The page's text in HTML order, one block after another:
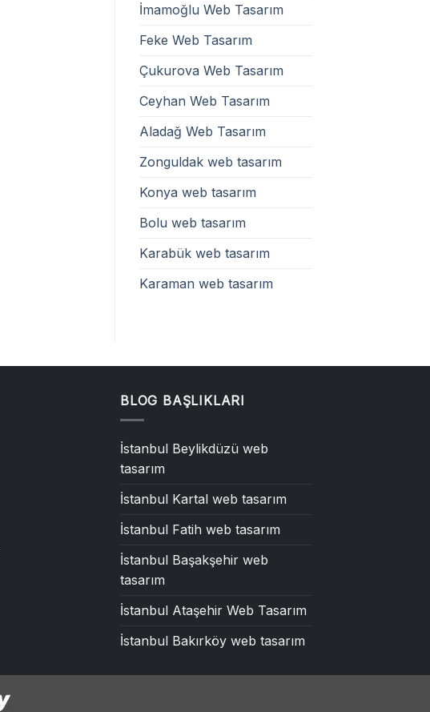
İmamoğlu Web Tasarım
Feke Web Tasarım
Çukurova Web Tasarım
Ceyhan Web Tasarım
Aladağ Web Tasarım
Zonguldak web tasarım
Konya web tasarım
Bolu web tasarım
Karabük web tasarım
Karaman web tasarım
BLOG BAŞLIKLARI
İstanbul Beylikdüzü web
tasarım
İstanbul Kartal web tasarım
İstanbul Fatih web tasarım
İstanbul Başakşehir web
tasarım
İstanbul Ataşehir Web Tasarım
İstanbul Bakırköy web tasarım